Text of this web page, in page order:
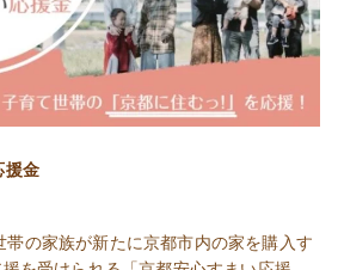
援金
の家族が新たに京都市内の家を購入す